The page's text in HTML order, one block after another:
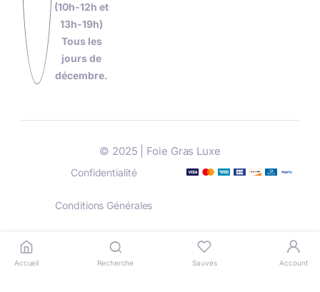
Accueil Recherche Sauvés Account
(10h-12h et
13h-19h)
Tous les
jours de
décembre.
© 2025 | Foie Gras Luxe
Confidentialité
Conditions Générales